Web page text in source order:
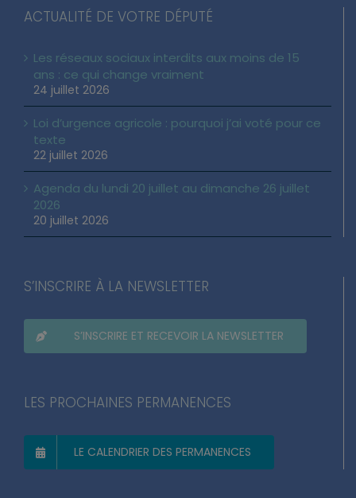
ACTUALITÉ DE VOTRE DÉPUTÉ
Les réseaux sociaux interdits aux moins de 15
ans : ce qui change vraiment
24 juillet 2026
Loi d’urgence agricole : pourquoi j’ai voté pour ce
texte
22 juillet 2026
Agenda du lundi 20 juillet au dimanche 26 juillet
2026
20 juillet 2026
S’INSCRIRE À LA NEWSLETTER
S’INSCRIRE ET RECEVOIR LA NEWSLETTER
LES PROCHAINES PERMANENCES
LE CALENDRIER DES PERMANENCES